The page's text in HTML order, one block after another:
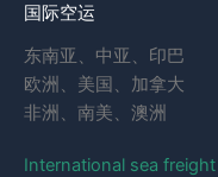
国际空运
东南亚、中亚、印巴
欧洲、美国、加拿大
非洲、南美、澳洲
International sea freight